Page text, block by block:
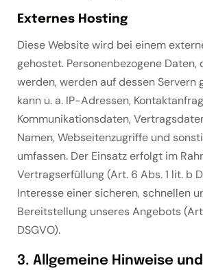
Externes Hosting
Diese Website wird bei einem
gehostet. Personenbezogene Daten,
werden, werden auf dessen Servern
kann u. a. IP-Adressen,
Kommunikationsdaten,
Namen, Webseitenzugriffe und
umfassen. Der Einsatz erfolgt im
Vertragserfüllung (Art. 6 Abs. 1 lit. b
Interesse einer sicheren, schnellen
Bereitstellung unseres Angebots
DSGVO).
3. Allgemeine Hinweise und